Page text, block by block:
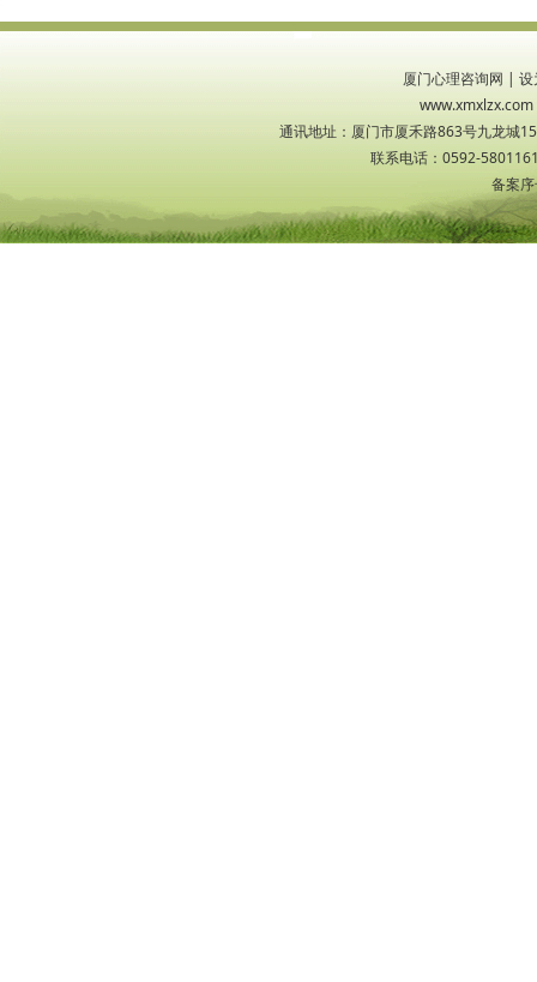
厦门心理咨询网 | 设
通讯地址：厦门市厦禾路863号九龙城
联系电话：0592-
备案